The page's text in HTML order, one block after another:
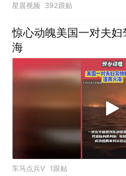
星晨视频 392跟贴
惊心动魄美国一对夫妇
海
车马点兵V 1跟贴